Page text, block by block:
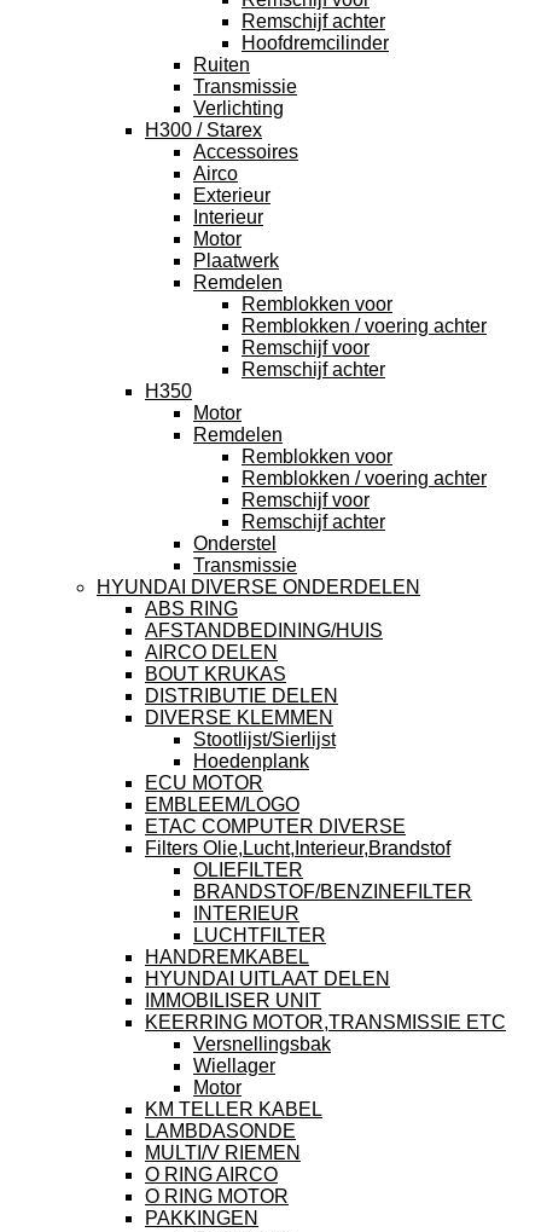
Remschijf achter
Hoofdremcilinder
Ruiten
Transmissie
Verlichting
H300 / Starex
Accessoires
Airco
Exterieur
Interieur
Motor
Plaatwerk
Remdelen
Remblokken voor
Remblokken / voering achter
Remschijf voor
Remschijf achter
H350
Motor
Remdelen
Remblokken voor
Remblokken / voering achter
Remschijf voor
Remschijf achter
Onderstel
Transmissie
HYUNDAI DIVERSE ONDERDELEN
ABS RING
AFSTANDBEDINING/HUIS
AIRCO DELEN
BOUT KRUKAS
DISTRIBUTIE DELEN
DIVERSE KLEMMEN
Stootlijst/Sierlijst
Hoedenplank
ECU MOTOR
EMBLEEM/LOGO
ETAC COMPUTER DIVERSE
Filters Olie,Lucht,Interieur,Brandstof
OLIEFILTER
BRANDSTOF/BENZINEFILTER
INTERIEUR
LUCHTFILTER
HANDREMKABEL
HYUNDAI UITLAAT DELEN
IMMOBILISER UNIT
KEERRING MOTOR,TRANSMISSIE ETC
Versnellingsbak
Wiellager
Motor
KM TELLER KABEL
LAMBDASONDE
MULTI/V RIEMEN
O RING AIRCO
O RING MOTOR
PAKKINGEN